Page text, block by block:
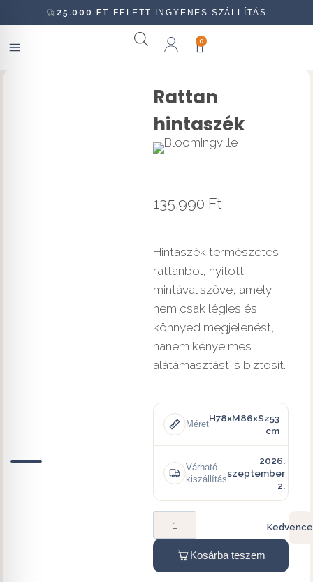
25.000 FT FELETT INGYENES SZÁLLÍTÁS
0
Rattan
hintaszék
135.990 Ft
Hintaszék természetes
rattanból, nyitott
mintával szőve, amely
nem csak légies és
könnyed megjelenést,
hanem kényelmes
alátámasztást is biztosít.
Méret
H78xM86xSz53
cm
Várható
kiszállítás
2026.
szeptember
2.
Kosárba teszem